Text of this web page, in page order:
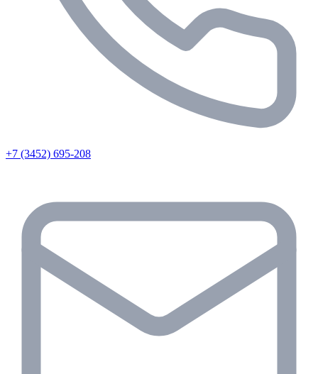
+7 (3452) 695-208